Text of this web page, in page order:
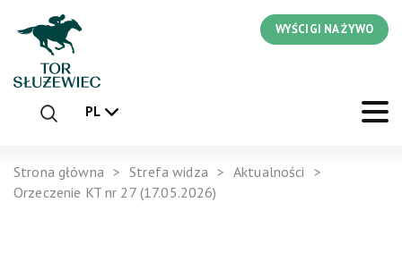
WYŚCIGI NA ŻYWO
PL
Strona główna Strefa widza
Aktualności
Orzeczenie KT nr 27 (17.05.2026)